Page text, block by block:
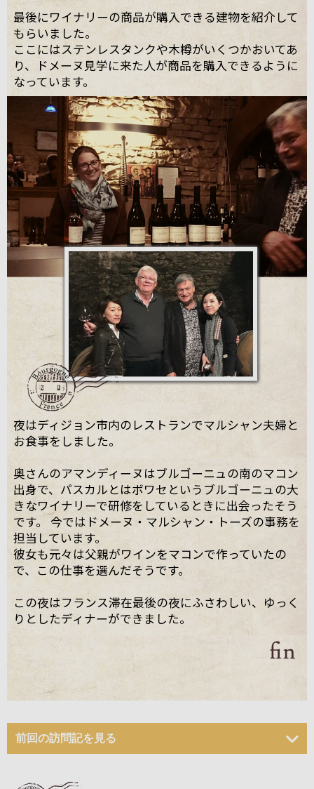
最後にワイナリーの商品が購入できる建物を紹介して
もらいました。
ここにはステンレスタンクや木樽がいくつかおいてあ
り、ドメーヌ見学に来た人が商品を購入できるように
なっています。
夜はディジョン市内のレストランでマルシャン夫婦と
お食事をしました。
奥さんのアマンディーヌはブルゴーニュの南のマコン
出身で、パスカルとはボワセというブルゴーニュの大
きなワイナリーで研修をしているときに出会ったそう
です。 今ではドメーヌ・マルシャン・トーズの事務を
担当しています。
彼女も元々は父親がワインをマコンで作っていたの
で、この仕事を選んだそうです。
この夜はフランス滞在最後の夜にふさわしい、ゆっく
りとしたディナーができました。
前回の訪問記を見る